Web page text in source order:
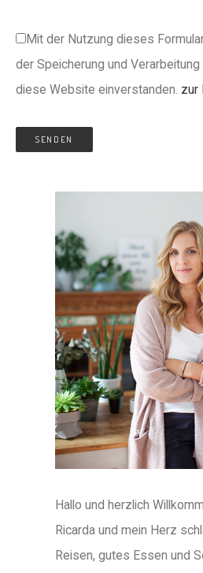
Mit der Nutzung dieses
der Speicherung und
diese Website einverstanden. zur
Hallo und herzlich
Ricarda und mein Herz
Reisen, gutes Essen und